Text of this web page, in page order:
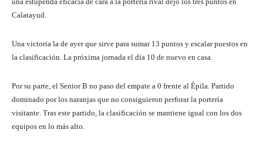
Calatayud.
Una victoria la de ayer que sirve para sumar 13 puntos y escalar puestos en
la clasificación. La próxima jornada el día 10 de nuevo en casa.
Por su parte, el Senior B no paso del empate a 0 frente al Épila. Partido
dominado por los naranjas que no consiguieron perforar la portería
visitante. Tras este partido, la clasificación se mantiene igual con los dos
equipos en lo más alto.